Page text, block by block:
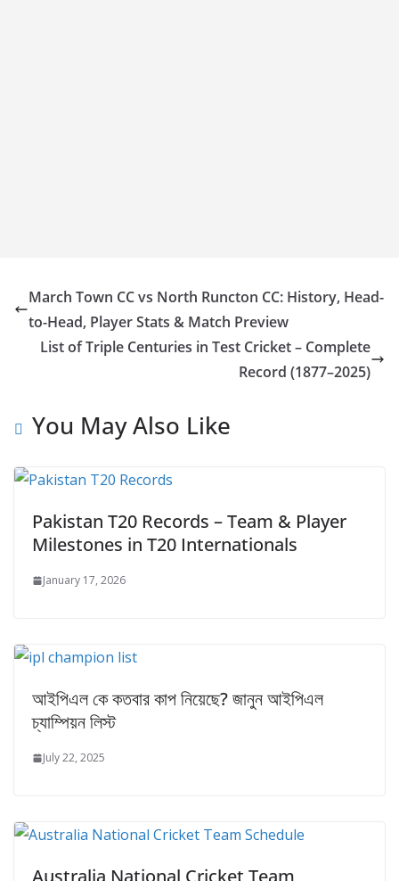
March Town CC vs North Runcton CC: History, Head-
to-Head, Player Stats & Match Preview
List of Triple Centuries in Test Cricket – Complete
Record (1877–2025)
You May Also Like
Pakistan T20 Records – Team & Player
Milestones in T20 Internationals
January 17, 2026
আইপিএল কে কতবার কাপ নিয়েছে? জানুন আইপিএল
চ্যাম্পিয়ন লিস্ট
July 22, 2025